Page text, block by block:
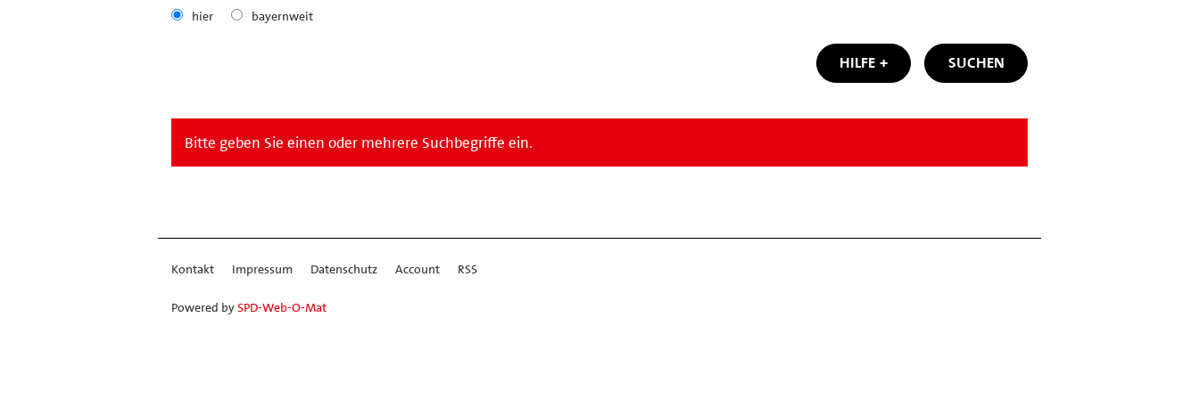
hier bayernweit
HILFE SUCHEN
Bitte geben Sie einen oder mehrere Suchbegriffe ein.
Kontakt Impressum Datenschutz Account RSS
Powered bySPD-Web-O-Mat